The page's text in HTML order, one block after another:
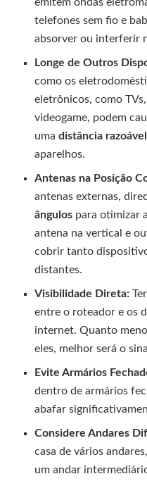
telefones sem fio e
absorver ou interferir
Longe de Outros
como os
eletrônicos, como
videogame, podem
umadistância razoável
aparelhos.
Antenas na Posição
antenas externas,
ângulos para otimizar
antena na vertical e
cobrir tanto
distantes.
Visibilidade Direta:
entre o roteador e os
internet. Quanto
eles, melhor será o
Evite Armários
dentro de armários
abafar
Considere Andares
casa de vários
um andar